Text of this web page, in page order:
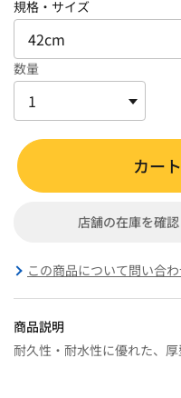
規格・サイズ
数量
カー
店舗の在庫を確認
この商品について問い合
商品説明
耐久性・耐水性に優れた、厚